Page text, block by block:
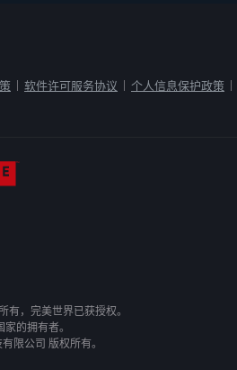
软件许可服务协议 个人信息保护政策
有，完美世界已获授权。
的拥有者。
限公司 版权所有。